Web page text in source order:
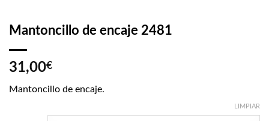
Mantoncillo de encaje 2481
31,00€
Mantoncillo de encaje.
LIMPIAR